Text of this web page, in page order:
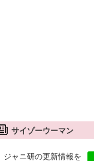
サイゾーウーマン
ジャニ研の更新情報を